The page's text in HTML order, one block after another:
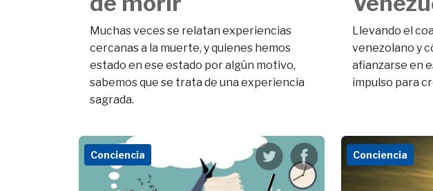
Muchas veces se relatan experiencias
cercanas a la muerte, y quienes hemos
estado en ese estado por algún motivo,
sabemos que se trata de una experiencia
sagrada.
Llevando el
venezolano y
afianzarse en
impulso para
Conciencia Conciencia